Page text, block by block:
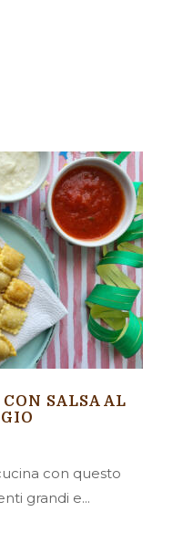
SALSA AL
con questo
grandi e...